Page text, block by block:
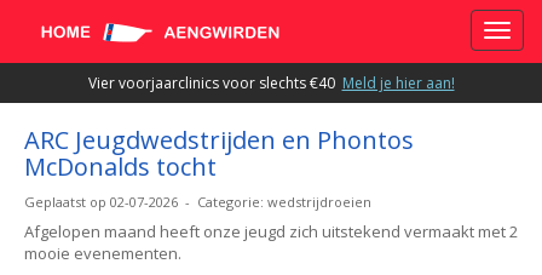
Vier voorjaarclinics voor slechts €40 Meld je hier aan!
ARC Jeugdwedstrijden en Phontos
McDonalds tocht
Geplaatst op 02-07-2026 - Categorie: wedstrijdroeien
Afgelopen maand heeft onze jeugd zich uitstekend vermaakt met 2
mooie evenementen.